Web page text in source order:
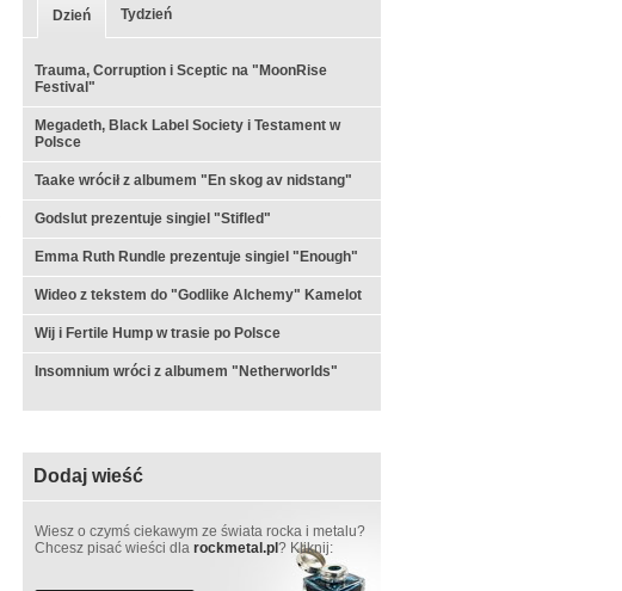
Dzień Tydzień
Trauma, Corruption i Sceptic na "MoonRise
Festival"
Megadeth, Black Label Society i Testament w
Polsce
Taake wrócił z albumem "En skog av nidstang"
Godslut prezentuje singiel "Stifled"
Emma Ruth Rundle prezentuje singiel "Enough"
Wideo z tekstem do "Godlike Alchemy" Kamelot
Wij i Fertile Hump w trasie po Polsce
Insomnium wróci z albumem "Netherworlds"
Dodaj wieść
Wiesz o czymś ciekawym ze świata rocka i metalu?
Chcesz pisać wieści dla rockmetal.pl ? Kliknij: